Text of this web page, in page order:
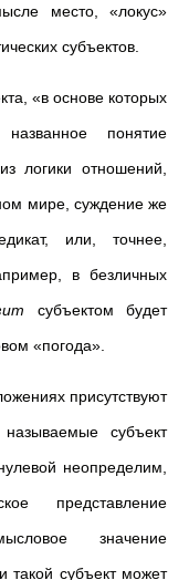
место, «локус»
субъектов.
«в основе которых
понятие
логики отношений,
мире, суждение же
или, точнее,
в безличных
субъектом будет
«погода».
присутствуют
субъект
неопределим,
представление
значение
такой субъект может